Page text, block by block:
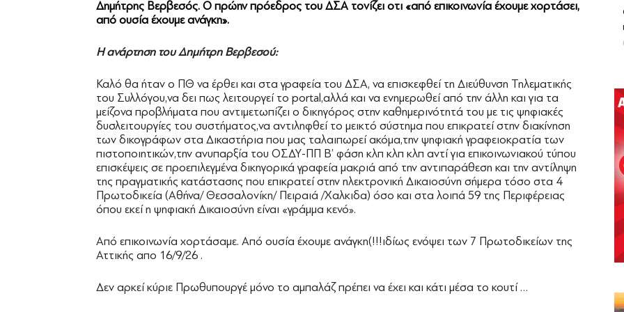
Δημήτρης Βερβεσός. Ο πρώην πρόεδρος του ΔΣΑ τονίζει οτι «από επικοινωνία έχουμε χορτάσει,
από ουσία έχουμε ανάγκη».
Η ανάρτηση του Δημήτρη Βερβεσού:
Καλό θα ήταν ο ΠΘ να έρθει και στα γραφεία του ΔΣΑ, να επισκεφθεί τη Διεύθυνση Τηλεματικής
του Συλλόγου,να δει πως λειτουργεί το portal,αλλά και να ενημερωθεί από την άλλη και για τα
μείζονα προβλήματα που αντιμετωπίζει ο δικηγόρος στην καθημερινότητά του με τις ψηφιακές
δυσλειτουργίες του συστήματος,να αντιληφθεί το μεικτό σύστημα που επικρατεί στην διακίνηση
των δικογράφων στα Δικαστήρια που μας ταλαιπωρεί ακόμα,την ψηφιακή γραφειοκρατία των
πιστοποιητικών,την ανυπαρξία του ΟΣΔΥ-ΠΠ Β’ φάση κλπ κλπ κλπ αντί για επικοινωνιακού τύπου
επισκέψεις σε προεπιλεγμένα δικηγορικά γραφεία μακριά από την αντιπαράθεση και την αντίληψη
της πραγματικής κατάστασης που επικρατεί στην ηλεκτρονική Δικαιοσύνη σήμερα τόσο στα 4
Πρωτοδικεία (Αθήνα/ Θεσσαλονίκη/ Πειραιά /Χαλκιδα) όσο και στα λοιπά 59 της Περιφέρειας
όπου εκεί η ψηφιακή Δικαιοσύνη είναι «γράμμα κενό».
Από επικοινωνία χορτάσαμε. Από ουσία έχουμε ανάγκη(!!!ιδίως ενόψει των 7 Πρωτοδικείων της
Αττικής απο 16/9/26 .
Δεν αρκεί κύριε Πρωθυπουργέ μόνο το αμπαλάζ πρέπει να έχει και κάτι μέσα το κουτί …